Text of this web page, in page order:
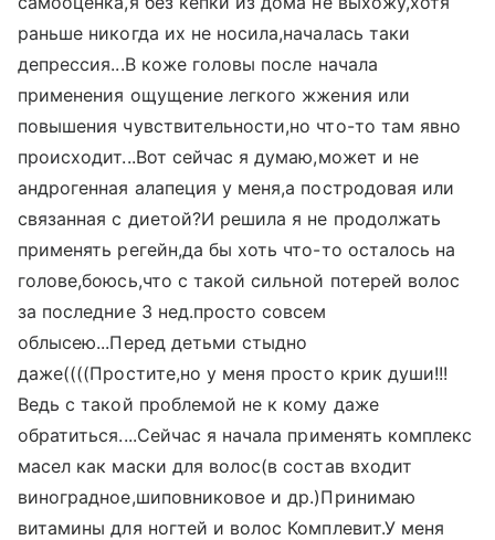
раньше никогда их не носила,началась таки
депрессия...В коже головы после начала
применения ощущение легкого жжения или
повышения чувствительности,но что-то там явно
происходит...Вот сейчас я думаю,может и не
андрогенная алапеция у меня,а постродовая или
связанная с диетой?И решила я не продолжать
применять регейн,да бы хоть что-то осталось на
голове,боюсь,что с такой сильной потерей волос
за последние 3 нед.просто совсем
облысею...Перед детьми стыдно
даже((((Простите,но у меня просто крик души!!!
Ведь с такой проблемой не к кому даже
обратиться....Сейчас я начала применять комплекс
масел как маски для волос(в состав входит
виноградное,шиповниковое и др.)Принимаю
витамины для ногтей и волос Комплевит.У меня